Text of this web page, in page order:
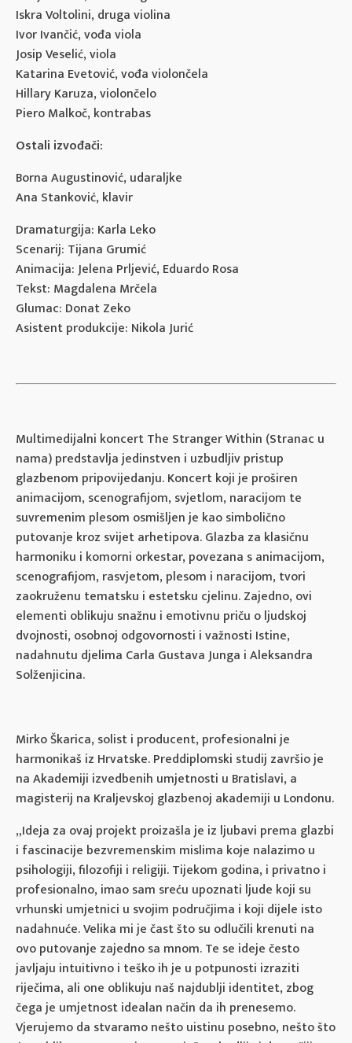
Iskra Voltolini, druga violina
Ivor Ivančić, vođa viola
Josip Veselić, viola
Katarina Evetović, vođa violončela
Hillary Karuza, violončelo
Piero Malkoč, kontrabas
Ostali izvođači:
Borna Augustinović, udaraljke
Ana Stanković, klavir
Dramaturgija: Karla Leko
Scenarij: Tijana Grumić
Animacija: Jelena Prljević, Eduardo Rosa
Tekst: Magdalena Mrčela
Glumac: Donat Zeko
Asistent produkcije: Nikola Jurić
Multimedijalni koncert The Stranger Within (Stranac u
nama) predstavlja jedinstven i uzbudljiv pristup
glazbenom pripovijedanju. Koncert koji je proširen
animacijom, scenografijom, svjetlom, naracijom te
suvremenim plesom osmišljen je kao simbolično
putovanje kroz svijet arhetipova. Glazba za klasičnu
harmoniku i komorni orkestar, povezana s animacijom,
scenografijom, rasvjetom, plesom i naracijom, tvori
zaokruženu tematsku i estetsku cjelinu. Zajedno, ovi
elementi oblikuju snažnu i emotivnu priču o ljudskoj
dvojnosti, osobnoj odgovornosti i važnosti Istine,
nadahnutu djelima Carla Gustava Junga i Aleksandra
Solženjicina.
Mirko Škarica, solist i producent, profesionalni je
harmonikaš iz Hrvatske. Preddiplomski studij završio je
na Akademiji izvedbenih umjetnosti u Bratislavi, a
magisterij na Kraljevskoj glazbenoj akademiji u Londonu.
„Ideja za ovaj projekt proizašla je iz ljubavi prema glazbi
i fascinacije bezvremenskim mislima koje nalazimo u
psihologiji, filozofiji i religiji. Tijekom godina, i privatno i
profesionalno, imao sam sreću upoznati ljude koji su
vrhunski umjetnici u svojim područjima i koji dijele isto
nadahnuće. Velika mi je čast što su odlučili krenuti na
ovo putovanje zajedno sa mnom. Te se ideje često
javljaju intuitivno i teško ih je u potpunosti izraziti
riječima, ali one oblikuju naš najdublji identitet, zbog
čega je umjetnost idealan način da ih prenesemo.
Vjerujemo da stvaramo nešto uistinu posebno, nešto što